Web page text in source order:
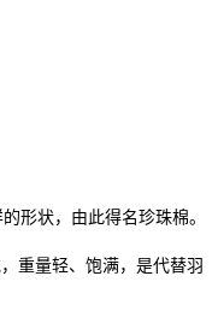
形状，由此得名珍珠棉。
重量轻、饱满，是代替羽